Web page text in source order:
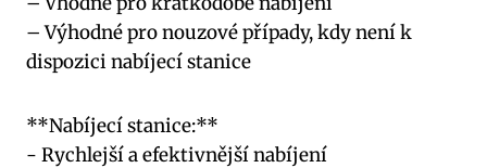
– Výhodné pro nouzové případy, ‍kdy není k
dispozici ⁤nabíjecí stanice
**Nabíjecí stanice:**
-⁤ Rychlejší a efektivnější​ nabíjení